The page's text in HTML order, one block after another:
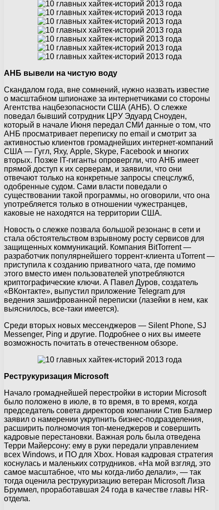
АНБ вывели на чистую воду
Скандалом года, вне сомнений, нужно назвать известие
о масштабном шпионаже за интернетчиками со стороны
Агентства нацбезопасности США (АНБ). О слежке
поведал бывший сотрудник ЦРУ Эдуард Сноуден,
который в начале Июня передал СМИ данные о том, что
АНБ просматривает переписку по email и смотрит за
активностью клиентов громаднейших интернет-компаний
США — Гугл, Яху, Apple, Skype, Facebook и многих
вторых. Позже IT-гиганты опровергли, что АНБ имеет
прямой доступ к их серверам, и заявили, что они
отвечают только на конкретные запросы спецслужб,
одобренные судом. Сами власти поведали о
существовании такой программы, но оговорили, что она
употребляется только в отношении чужестранцев,
каковые не находятся на территории США.
Новость о слежке позвала большой резонанс в сети и
стала обстоятельством взрывному росту сервисов для
защищенных коммуникаций. Компания BitTorrent —
разработчик популярнейшего торрент-клиента uTorrent —
приступила к созданию приватного чата, где помимо
этого вместо имен пользователей употребляются
криптографические ключи. А Павел Дуров, создатель
«ВКонтакте», выпустил приложение Telegram для
ведения зашифрованной переписки (лазейки в нем, как
выяснилось, все-таки имеется).
Среди вторых новых мессенджеров — Silent Phone, SJ
Messenger, Ping и другие. Подробнее о них вы имеете
возможность почитать в отечественном обзоре.
Реструкуризация Microsoft
Начало громаднейшей перестройки в истории Microsoft
было положено в июле, в то время, в то время, когда
председатель совета директоров компании Стив Балмер
заявил о намерении укрупнить бизнес-подразделения,
расширить полномочия топ-менеджеров и совершить
кадровые перестановки. Важная роль была отведена
Терри Майерсону: ему в руки передали управлением
всех Windows, и ПО для Xbox. Новая кадровая стратегия
коснулась и маленьких сотрудников. «На мой взгляд, это
самое масштабное, что мы когда-либо делали», — так
тогда оценила реструкуризацию ветеран Microsoft Лиза
Бруммел, проработавшая 24 года в качестве главы HR-
отдела.